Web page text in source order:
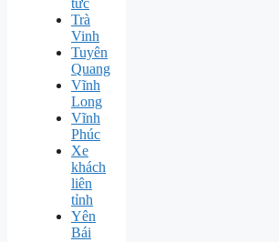
tức
Trà
Vinh
Tuyên
Quang
Vĩnh
Long
Vĩnh
Phúc
Xe
khách
liên
tỉnh
Yên
Bái